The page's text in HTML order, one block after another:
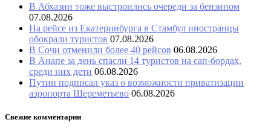
В Абхазии тоже выстроились очереди за бензином
07.08.2026
На рейсе из Екатеринбурга в Стамбул иностранцы
обокрали туристов 07.08.2026
В Сочи отменили более 40 рейсов 06.08.2026
В Анапе за день спасли 14 туристов на сап-бордах,
среди них дети 06.08.2026
Путин подписал указ о возможности приватизации
аэропорта Шереметьево 06.08.2026
Свежие комментарии